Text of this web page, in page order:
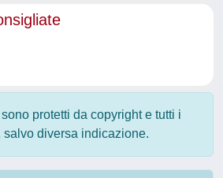
sono protetti da copyright e tutti i
salvo diversa indicazione.